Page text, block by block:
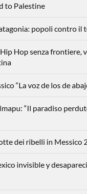
to Palestine
popoli contro il
Hop senza frontiere,
“La voz de los de
“Il paradiso
dei ribelli in Messico
invisible y